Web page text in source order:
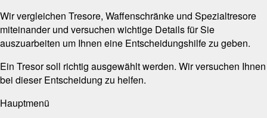
Wir vergleichen Tresore, Waffenschränke und Spezialtresore
miteinander und versuchen wichtige Details für Sie
auszuarbeiten um Ihnen eine Entscheidungshilfe zu geben.
Ein Tresor soll richtig ausgewählt werden. Wir versuchen Ihnen
bei dieser Entscheidung zu helfen.
Hauptmenü